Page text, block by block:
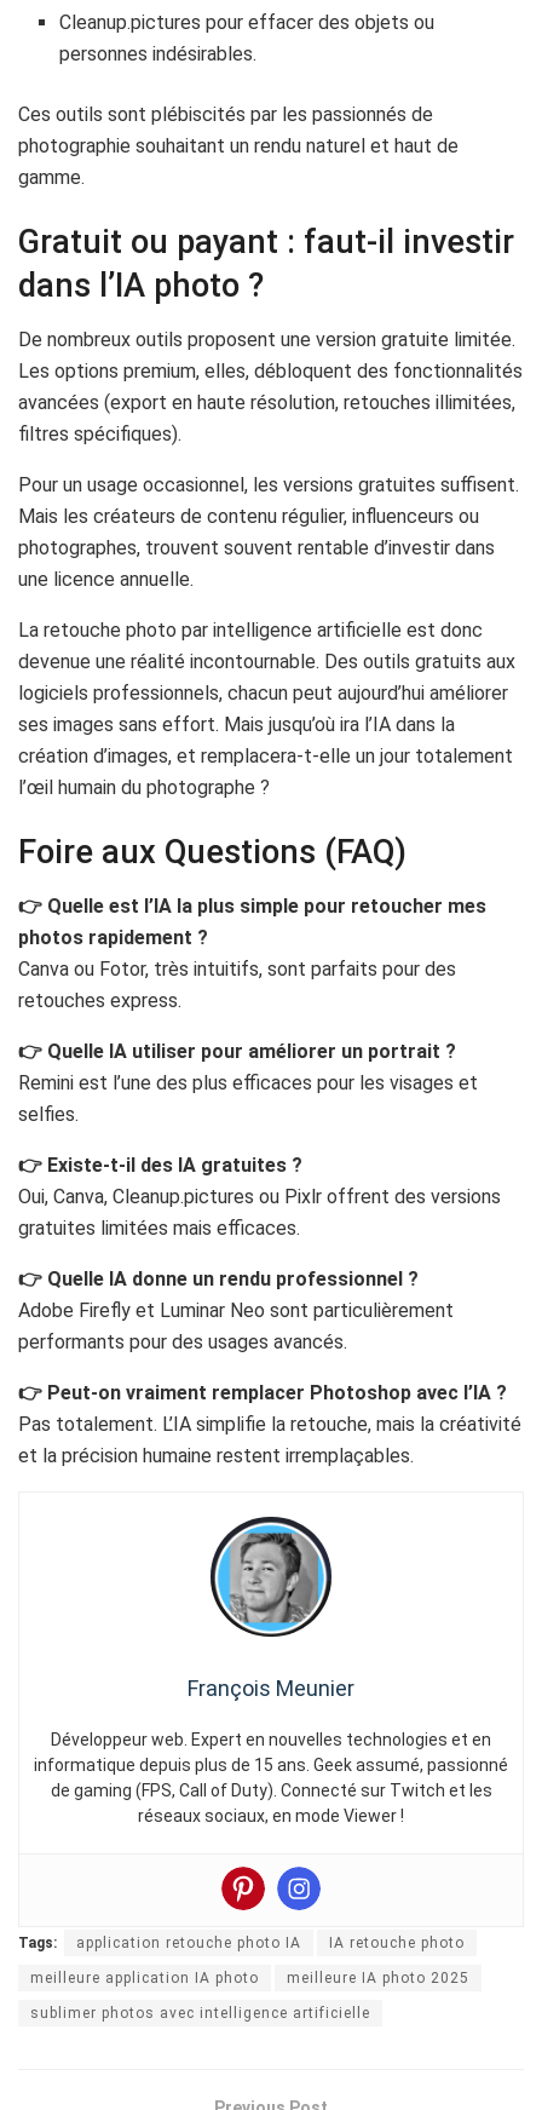
Cleanup.pictures pour effacer des objets ou
personnes indésirables.
Ces outils sont plébiscités par les passionnés de
photographie souhaitant un rendu naturel et haut de
gamme.
Gratuit ou payant : faut-il investir
dans l’IA photo ?
De nombreux outils proposent une version gratuite limitée.
Les options premium, elles, débloquent des fonctionnalités
avancées (export en haute résolution, retouches illimitées,
filtres spécifiques).
Pour un usage occasionnel, les versions gratuites suffisent.
Mais les créateurs de contenu régulier, influenceurs ou
photographes, trouvent souvent rentable d’investir dans
une licence annuelle.
La retouche photo par intelligence artificielle est donc
devenue une réalité incontournable. Des outils gratuits aux
logiciels professionnels, chacun peut aujourd’hui améliorer
ses images sans effort. Mais jusqu’où ira l’IA dans la
création d’images, et remplacera-t-elle un jour totalement
l’œil humain du photographe ?
Foire aux Questions (FAQ)
👉 Quelle est l’IA la plus simple pour retoucher mes
photos rapidement ?
Canva ou Fotor, très intuitifs, sont parfaits pour des
retouches express.
👉 Quelle IA utiliser pour améliorer un portrait ?
Remini est l’une des plus efficaces pour les visages et
selfies.
👉 Existe-t-il des IA gratuites ?
Oui, Canva, Cleanup.pictures ou Pixlr offrent des versions
gratuites limitées mais efficaces.
👉 Quelle IA donne un rendu professionnel ?
Adobe Firefly et Luminar Neo sont particulièrement
performants pour des usages avancés.
👉 Peut-on vraiment remplacer Photoshop avec l’IA ?
Pas totalement. L’IA simplifie la retouche, mais la créativité
et la précision humaine restent irremplaçables.
François Meunier
Développeur web. Expert en nouvelles technologies et en
informatique depuis plus de 15 ans. Geek assumé, passionné
de gaming (FPS, Call of Duty). Connecté sur Twitch et les
réseaux sociaux, en mode Viewer !
Tags: application retouche photo IA IA retouche photo
meilleure application IA photo meilleure IA photo 2025
sublimer photos avec intelligence artificielle